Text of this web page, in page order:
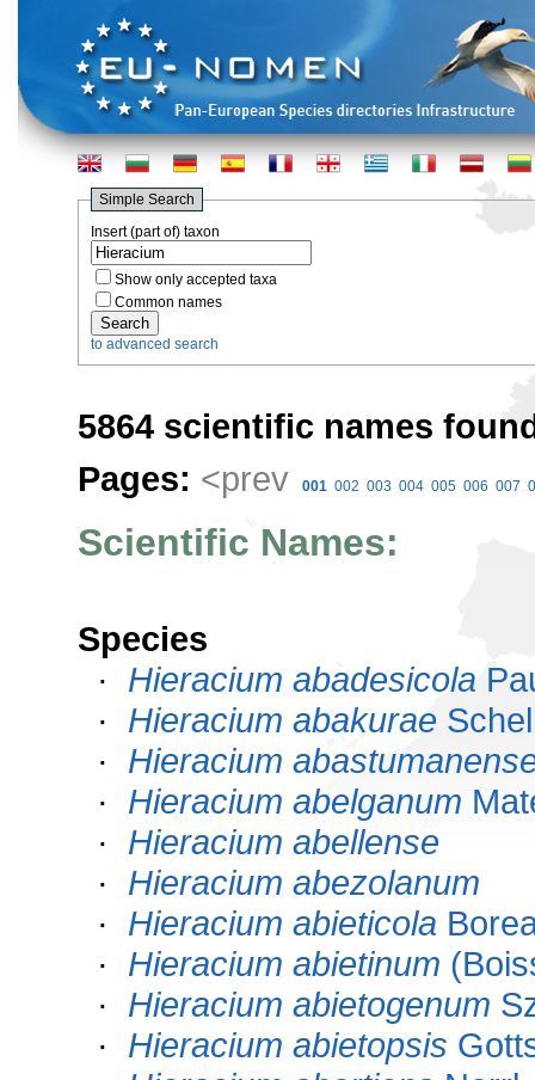
Simple Search
Insert (part of) taxon
Show only accepted taxa
Common names
to advanced search
5864 scientific names
Pages: <prev 001 002 003 004 005 006 007
Scientific Names:
Species
· Hieracium abadesicola
· Hieracium abakurae
· Hieracium
· Hieracium abelganum
· Hieracium abellense
· Hieracium abezolanum
· Hieracium abieticola
· Hieracium abietinum
· Hieracium abietogenum
· Hieracium abietopsis